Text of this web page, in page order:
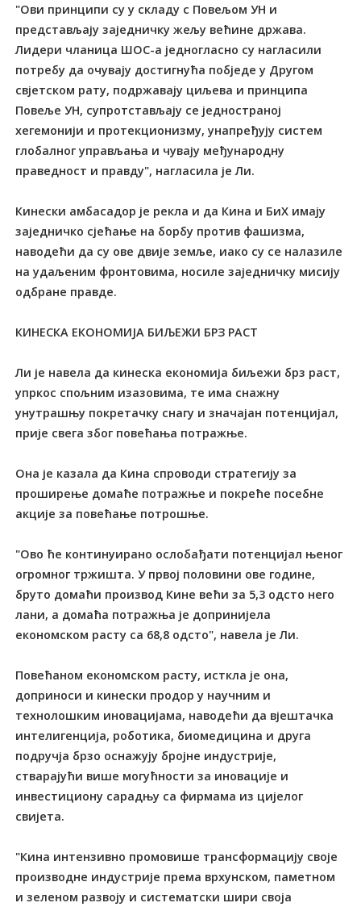
"Ови принципи су у складу с Повељом УН и
представљају заједничку жељу већине држава.
Лидери чланица ШОС-а једногласно су нагласили
потребу да очувају достигнућа побједе у Другом
свјетском рату, подржавају циљева и принципа
Повеље УН, супротстављају се једностраној
хегемонији и протекционизму, унапређују систем
глобалног управљања и чувају међународну
праведност и правду", нагласила је Ли.
Кинески амбасадор је рекла и да Кина и БиХ имају
заједничко сјећање на борбу против фашизма,
наводећи да су ове двије земље, иако су се налазиле
на удаљеним фронтовима, носиле заједничку мисију
одбране правде.
КИНЕСКА ЕКОНОМИЈА БИЉЕЖИ БРЗ РАСТ
Ли је навела да кинеска економија биљежи брз раст,
упркос спољним изазовима, те има снажну
унутрашњу покретачку снагу и значајан потенцијал,
прије свега због повећања потражње.
Она је казала да Кина спроводи стратегију за
проширење домаће потражње и покреће посебне
акције за повећање потрошње.
"Ово ће континуирано ослобађати потенцијал њеног
огромног тржишта. У првој половини ове године,
бруто домаћи производ Кине већи за 5,3 одсто него
лани, а домаћа потражња је допринијела
економском расту са 68,8 одсто", навела је Ли.
Повећаном економском расту, исткла је она,
доприноси и кинески продор у научним и
технолошким иновацијама, наводећи да вјештачка
интелигенција, роботика, биомедицина и друга
подручја брзо оснажују бројне индустрије,
стварајући више могућности за иновације и
инвестициону сарадњу са фирмама из цијелог
свијета.
"Кина интензивно промовише трансформацију своје
производне индустрије према врхунском, паметном
и зеленом развоју и систематски шири своја